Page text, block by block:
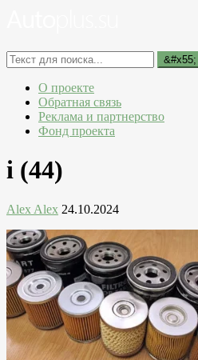
О проекте
Обратная связь
Реклама и партнерство
Фонд проекта
i (44)
Alex Alex 24.10.2024